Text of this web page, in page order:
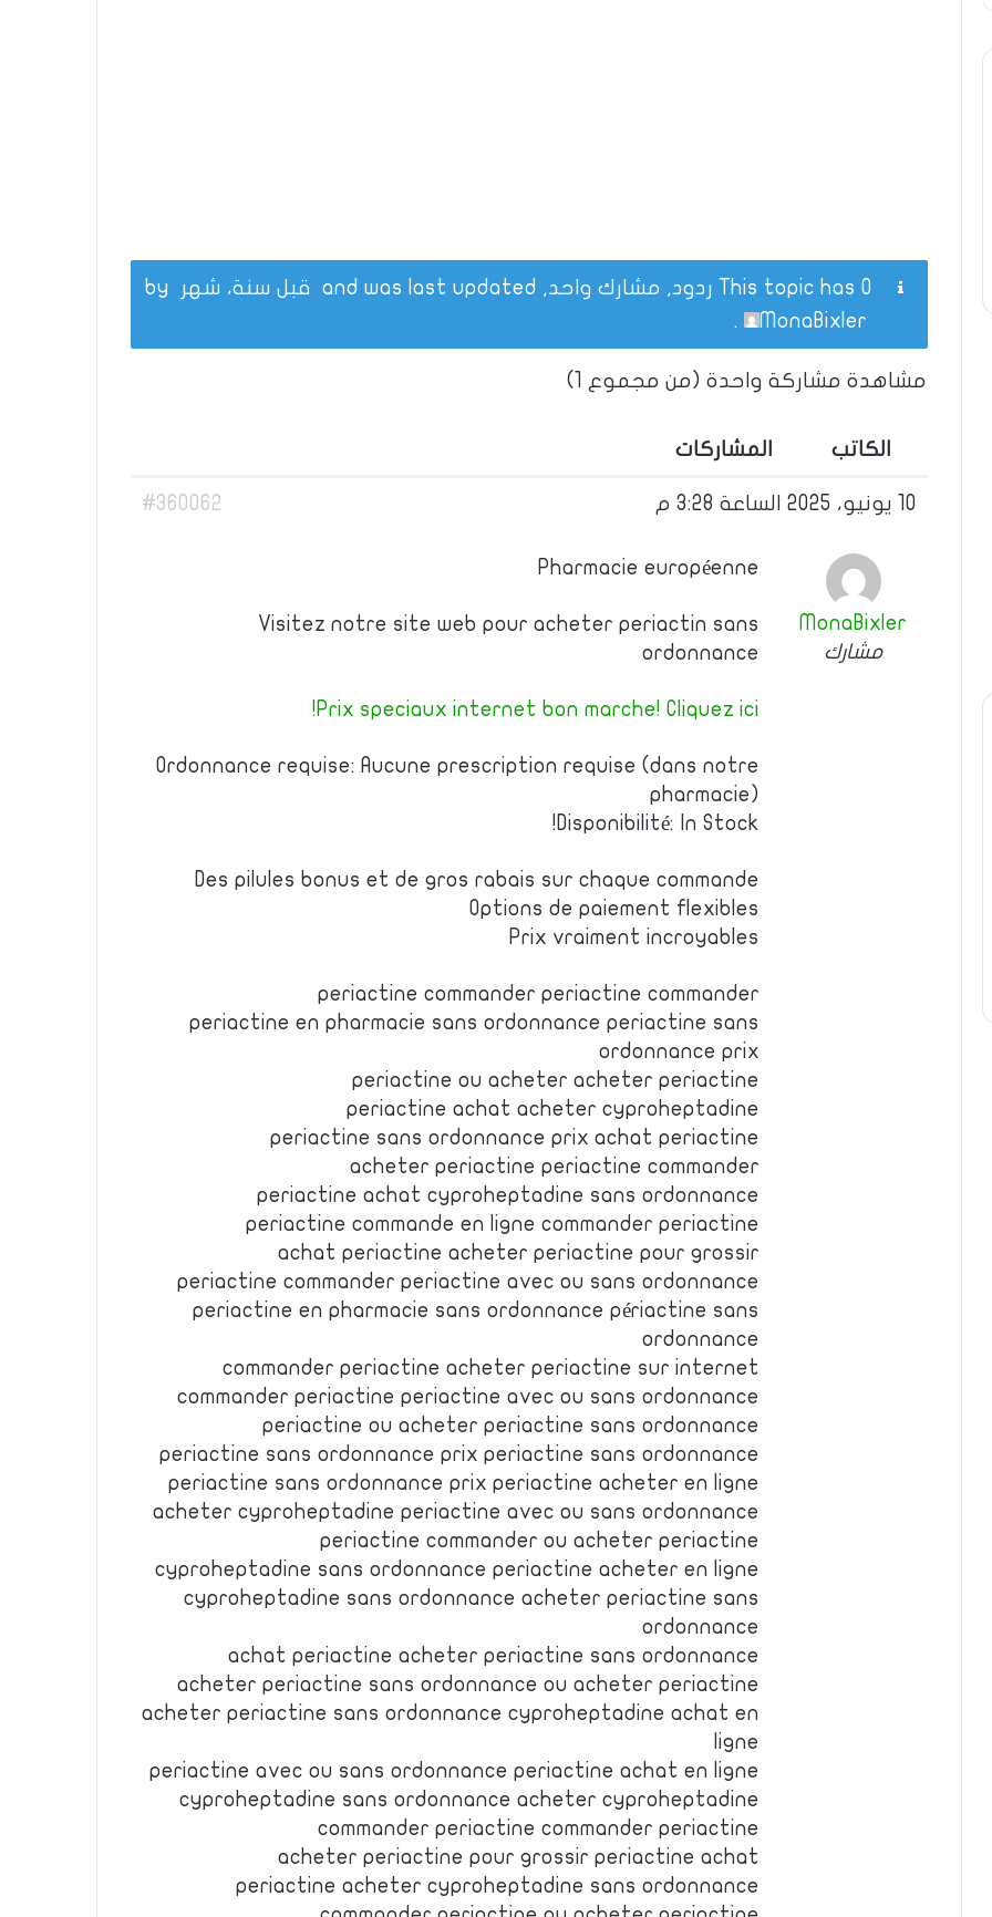
This topic has 0 ردود, مشارك واحد, and was last updated قبل سنة، شهر
MonaBixler
.
مشاهدة مشاركة واحدة (من مجموع 1)
الكاتب المشاركات
10 يونيو، 2025 الساعة 3:28 م #360062
MonaBixler
مشارك
Pharmacie européenne
Visitez notre site web pour acheter periactin sans
ordonnance
Prix speciaux internet bon marche! Cliquez ici!
Ordonnance requise: Aucune prescription requise (dans notre
pharmacie)
Disponibilité: In Stock!
Des pilules bonus et de gros rabais sur chaque commande
Options de paiement flexibles
Prix vraiment incroyables
periactine commander periactine commander
periactine en pharmacie sans ordonnance periactine sans
ordonnance prix
periactine ou acheter acheter periactine
periactine achat acheter cyproheptadine
periactine sans ordonnance prix achat periactine
acheter periactine periactine commander
periactine achat cyproheptadine sans ordonnance
periactine commande en ligne commander periactine
achat periactine acheter periactine pour grossir
periactine commander periactine avec ou sans ordonnance
periactine en pharmacie sans ordonnance périactine sans
ordonnance
commander periactine acheter periactine sur internet
commander periactine periactine avec ou sans ordonnance
periactine ou acheter periactine sans ordonnance
periactine sans ordonnance prix periactine sans ordonnance
periactine sans ordonnance prix periactine acheter en ligne
acheter cyproheptadine periactine avec ou sans ordonnance
periactine commander ou acheter periactine
cyproheptadine sans ordonnance periactine acheter en ligne
cyproheptadine sans ordonnance acheter periactine sans
ordonnance
achat periactine acheter periactine sans ordonnance
acheter periactine sans ordonnance ou acheter periactine
acheter periactine sans ordonnance cyproheptadine achat en
ligne
periactine avec ou sans ordonnance periactine achat en ligne
cyproheptadine sans ordonnance acheter cyproheptadine
commander periactine commander periactine
acheter periactine pour grossir periactine achat
periactine acheter cyproheptadine sans ordonnance